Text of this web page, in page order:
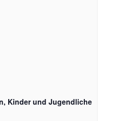
Kinder und Jugendliche